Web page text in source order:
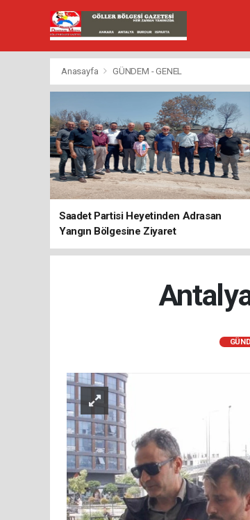
Anasayfa GÜNDEM - GENEL
Saadet Partisi Heyetinden Adrasan
Yangın Bölgesine Ziyaret